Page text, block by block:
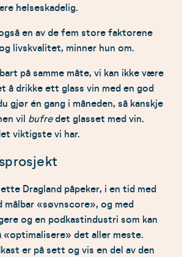
helseskadelig.
en av de fem store faktorene
livskvalitet, minner hun om.
på samme måte, vi kan ikke være
å drikke ett glass vin med en god
gjør én gang i måneden, så kanskje
vil bufredet glasset med vin.
viktigste vi har.
Dragland påpeker, i en tid med
målbar «søvnscore», og med
og en podkastindustri som kan
det aller meste.
er på sett og vis en del av den